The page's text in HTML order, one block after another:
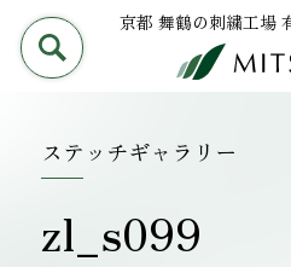
京都 舞鶴の刺繍工場
三葉商事につい
PRODUCT 加工事例
ステッチギャラリー
zl_s099